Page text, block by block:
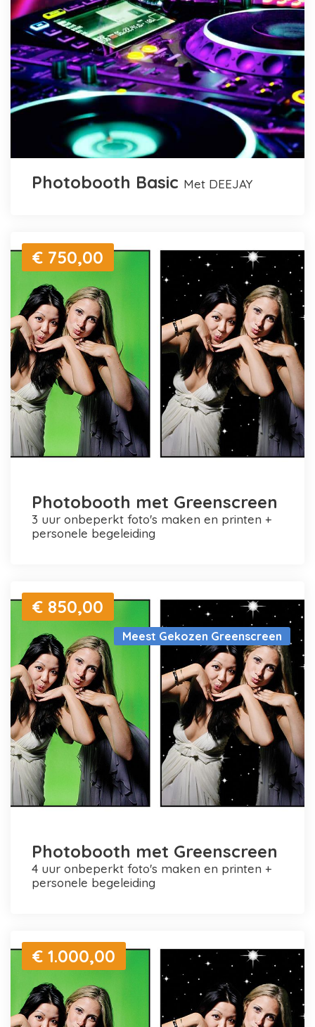
Photobooth Basic met DEEJAY
€ 750,00
Photobooth met Greenscreen
3 uur onbeperkt foto's maken en printen +
personele begeleiding
Meest Gekozen Greenscreen
€ 850,00
Photobooth met Greenscreen
4 uur onbeperkt foto's maken en printen +
personele begeleiding
€ 1.000,00